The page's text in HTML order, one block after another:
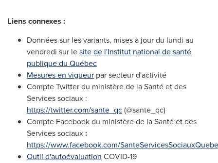
Liens connexes :
Données sur les variants, mises à jour du lundi au
vendredi sur lesite de l'Institut national de santé
publique du Québec
Mesures en vigueur par secteur d'activité
Compte Twitter du ministère de la Santé et des
Services sociaux :
https://twitter.com/sante_qc(@sante_qc)
Compte Facebook du ministère de la Santé et des
Services sociaux:
https://www.facebook.com/
Outil d'autoévaluation COVID-19